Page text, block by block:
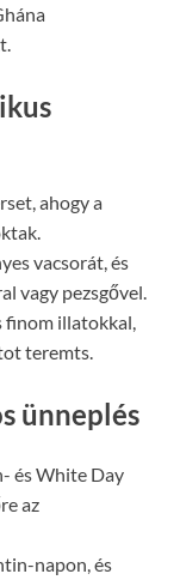
ahogy a
vacsorát, és
vagy pezsgővel.
finom illatokkal,
teremts.
ünneplés
és White Day
az
napon, és